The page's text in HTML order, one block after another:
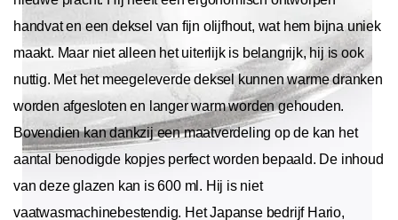
handvat en een deksel van fijn olijfhout, wat hem bijna uniek
maakt. Maar niet alleen het uiterlijk is belangrijk, hij is ook
nuttig. Met het meegeleverde deksel kunnen warme dranken
worden afgesloten en langer warm worden gehouden.
Bovendien kan dankzij een maatverdeling op de kan het
aantal benodigde kopjes perfect worden bepaald. De inhoud
van deze glazen kan is 600 ml. Hij is niet
vaatwasmachinebestendig. Het Japanse bedrijf Hario,